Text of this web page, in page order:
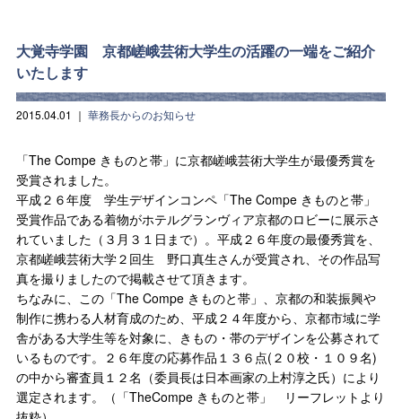
大覚寺学園 京都嵯峨芸術大学生の活躍の一端をご紹介
いたします
2015.04.01 ｜ 華務長からのお知らせ
「The Compe きものと帯」に京都嵯峨芸術大学生が最優秀賞を
受賞されました。
平成２６年度 学生デザインコンペ「The Compe きものと帯」
受賞作品である着物がホテルグランヴィア京都のロビーに展示さ
れていました（３月３１日まで）。平成２６年度の最優秀賞を、
京都嵯峨芸術大学２回生 野口真生さんが受賞され、その作品写
真を撮りましたので掲載させて頂きます。
ちなみに、この「The Compe きものと帯」、京都の和装振興や
制作に携わる人材育成のため、平成２４年度から、京都市域に学
舎がある大学生等を対象に、きもの・帯のデザインを公募されて
いるものです。２６年度の応募作品１３６点(２０校・１０９名)
の中から審査員１２名（委員長は日本画家の上村淳之氏）により
選定されます。（「TheCompe きものと帯」 リーフレットより